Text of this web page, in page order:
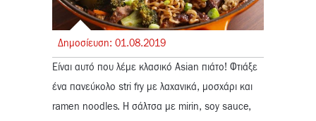
Δημοσίευση: 01.08.2019
Είναι αυτό που λέμε κλασικό Asian πιάτο! Φτιάξε
ένα πανεύκολο stri fry με λαχανικά, μοσχάρι και
ramen noodles. Η σάλτσα με mirin, soy sauce,